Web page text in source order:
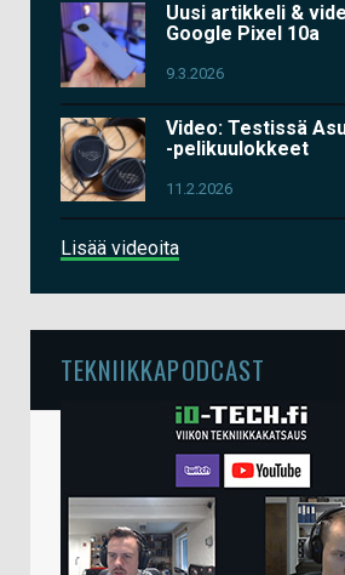
Uusi artikkeli &
Google Pixel 10a
9.3.2026
Video: Testissä
-pelikuulokkeet
11.2.2026
Lisää videoita
TEKNIIKKAPODCAST